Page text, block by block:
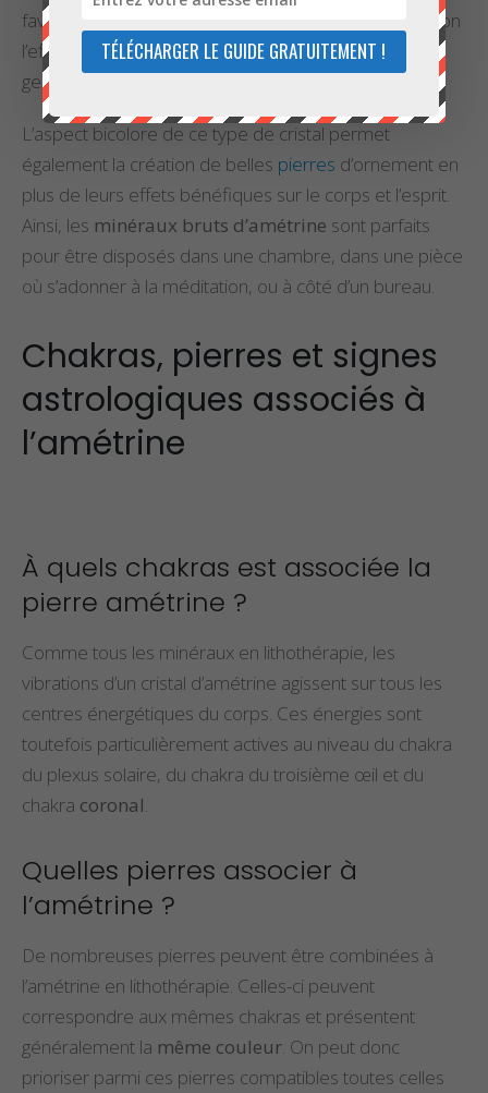
favorables à la diffusion des vertus de l’amétrine. Selon
l’effet désiré, leur composition peut contenir d’autres
gemmes, puis être bus ou appliqués sur la peau.
L’aspect bicolore de ce type de cristal permet
également la création de belles pierres d’ornement en
plus de leurs effets bénéfiques sur le corps et l’esprit.
Ainsi, les minéraux bruts d’amétrine sont parfaits
pour être disposés dans une chambre, dans une pièce
où s’adonner à la méditation, ou à côté d’un bureau.
Chakras, pierres et signes
astrologiques associés à
l’amétrine
À quels chakras est associée la
pierre amétrine ?
Comme tous les minéraux en lithothérapie, les
vibrations d’un cristal d’amétrine agissent sur tous les
centres énergétiques du corps. Ces énergies sont
toutefois particulièrement actives au niveau du chakra
du plexus solaire, du chakra du troisième œil et du
chakra coronal.
Quelles pierres associer à
l’amétrine ?
De nombreuses pierres peuvent être combinées à
l’amétrine en lithothérapie. Celles-ci peuvent
correspondre aux mêmes chakras et présentent
généralement la même couleur. On peut donc
prioriser parmi ces pierres compatibles toutes celles
TÉLÉCHARGER LE GUIDE GRATUITEMENT !